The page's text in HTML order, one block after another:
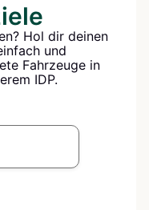
Hol dir deinen
und
Fahrzeuge in
IDP.